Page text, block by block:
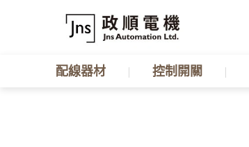
配線器材 控制開關